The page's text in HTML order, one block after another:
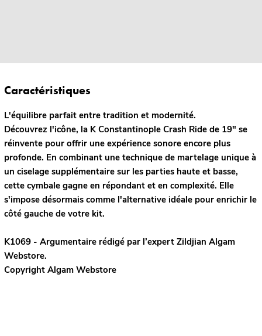
Caractéristiques
L'équilibre parfait entre tradition et modernité.
Découvrez l'icône, la K Constantinople Crash Ride de 19" se
réinvente pour offrir une expérience sonore encore plus
profonde. En combinant une technique de martelage unique à
un ciselage supplémentaire sur les parties haute et basse,
cette cymbale gagne en répondant et en complexité. Elle
s'impose désormais comme l'alternative idéale pour enrichir le
côté gauche de votre kit.
K1069 - Argumentaire rédigé par l’expert Zildjian Algam
Webstore.
Copyright Algam Webstore